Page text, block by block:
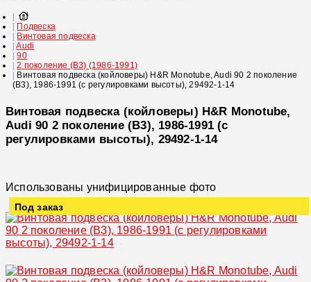
Подвеска
Винтовая подвеска
Audi
90
2 поколение (B3) (1986-1991)
Винтовая подвеска (койловеры) H&R Monotube, Audi 90 2 поколение
(B3), 1986-1991 (с регулировками высоты), 29492-1-14
Винтовая подвеска (койловеры) H&R Monotube,
Audi 90 2 поколение (B3), 1986-1991 (с
регулировками высоты), 29492-1-14
Использованы унифицированные фото
Под заказ